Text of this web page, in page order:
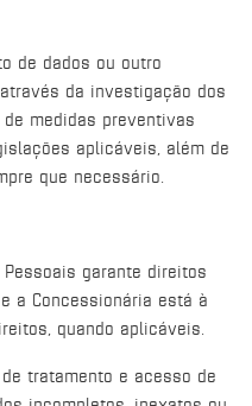
de dados ou outro
da investigação dos
medidas preventivas
aplicáveis, além de
que necessário.
Pessoais garante direitos
a Concessionária está à
quando aplicáveis.
tratamento e acesso de